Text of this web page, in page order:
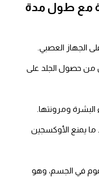
طول مدة
العصبي.
الجلد على
ومرونتها.
الأوكسجين
في الجسم، وهو